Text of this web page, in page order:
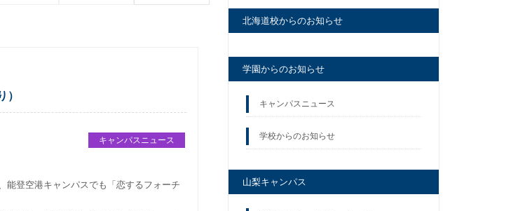
キャンパスニュース
能登空港キャンパスでも「恋するフォーチ
北海道校からのお知らせ
学園からのお知らせ
キャンパスニュース
学校からのお知らせ
山梨キャンパス